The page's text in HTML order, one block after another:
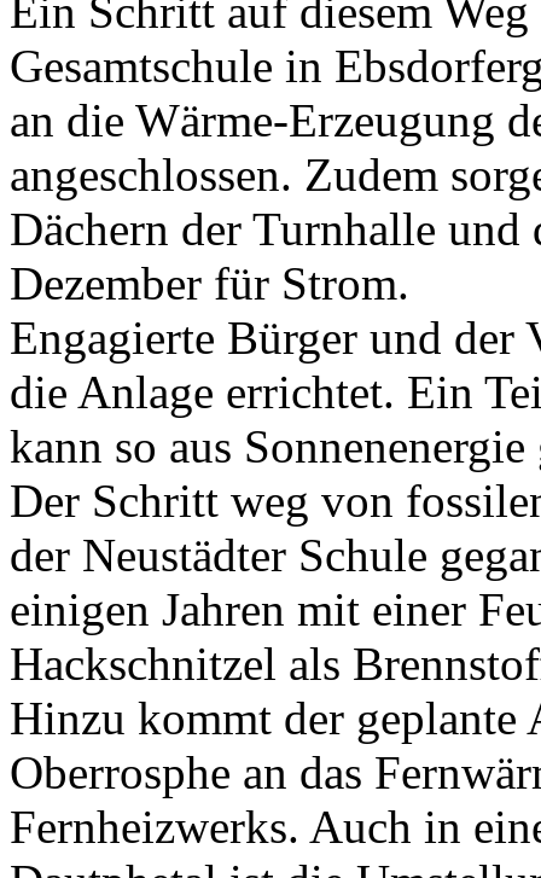
Ein Schritt auf diesem
Gesamtschule in
an die Wärme-Erzeugung
angeschlossen. Zudem
Dächern der Turnhalle und
Dezember für Strom.
Engagierte Bürger und
die Anlage errichtet. Ein
kann so aus
Der Schritt weg von
der Neustädter Schule
einigen Jahren mit einer
Hackschnitzel als
Hinzu kommt der geplante
Oberrosphe an das
Fernheizwerks. Auch in